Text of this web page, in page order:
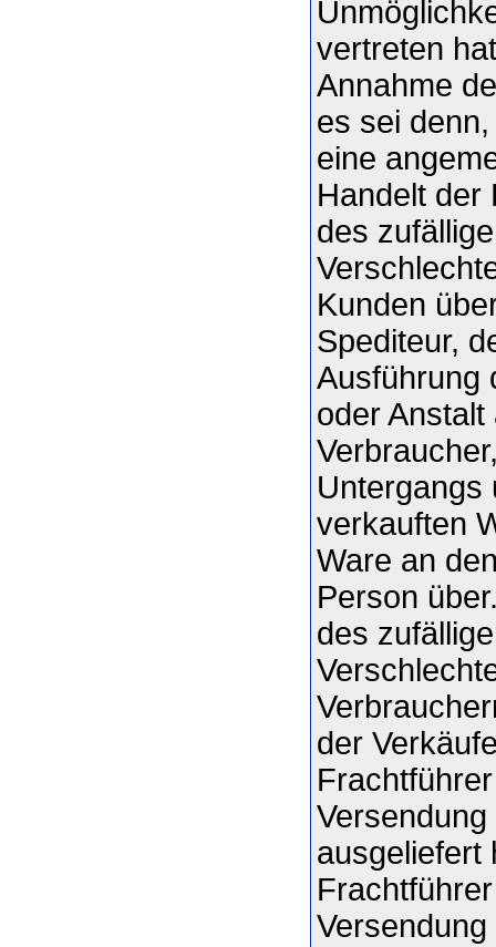
vertreten
Annahme
es sei
eine
Handelt der
des
Kunden
Spediteur,
Ausführung
oder
Untergangs
verkauften
Ware an
Person
des
der
ausgeliefert